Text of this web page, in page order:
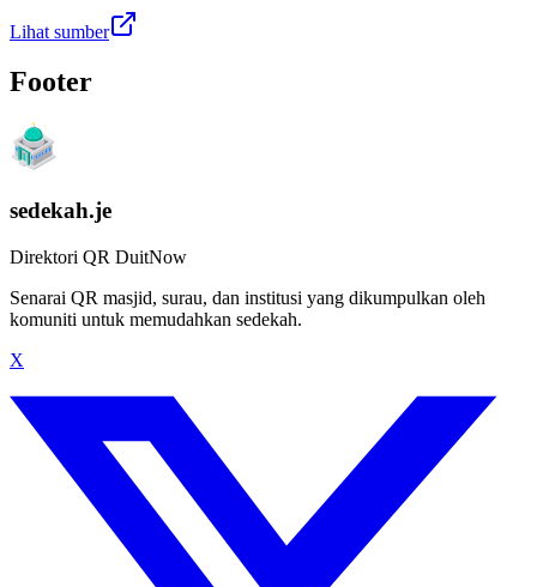
Lihat sumber
Footer
sedekah.je
Direktori QR DuitNow
Senarai QR masjid, surau, dan institusi yang dikumpulkan oleh
komuniti untuk memudahkan sedekah.
X